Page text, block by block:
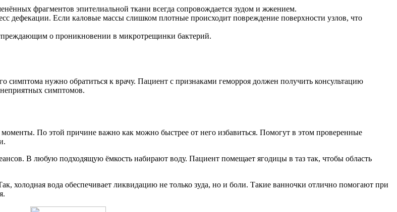
фрагментов эпителиальной ткани всегда сопровождается зудом и жжением.
дефекации. Если каловые массы слишком плотные происходит повреждение поверхности узлов, что
о проникновении в микротрещинки бактерий.
нужно обратиться к врачу. Пациент с признаками геморроя должен получить консультацию
симптомов.
По этой причине важно как можно быстрее от него избавиться. Помогут в этом проверенные
В любую подходящую ёмкость набирают воду. Пациент помещает ягодицы в таз так, чтобы область
холодная вода обеспечивает ликвидацию не только зуда, но и боли. Такие ванночки отлично помогают при